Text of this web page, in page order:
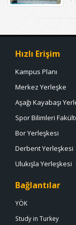
Hızlı Erişim
Kampus Planı
Merkez Yerleşke
Aşağı Kayabaşı
Spor Bilimleri
Bor Yerleşkesi
Derbent Yerleşkesi
Ulukışla Yerleşkesi
Bağlantılar
YÖK
Study in Turkey